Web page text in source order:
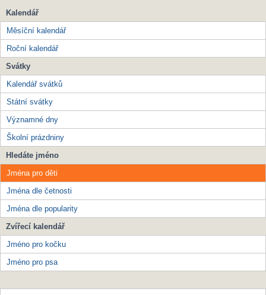
Kalendář
Měsíční kalendář
Roční kalendář
Svátky
Kalendář svátků
Státní svátky
Významné dny
Školní prázdniny
Hledáte jméno
Jména pro děti
Jména dle četnosti
Jména dle popularity
Zvířecí kalendář
Jméno pro kočku
Jméno pro psa